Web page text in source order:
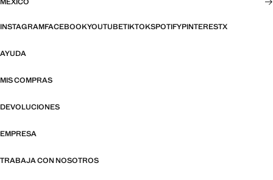
MÉXICO
INSTAGRAMFACEBOOKYOUTUBETIKTOKSPOTIFYPINTERESTX
AYUDA
MIS COMPRAS
DEVOLUCIONES
EMPRESA
TRABAJA CON NOSOTROS